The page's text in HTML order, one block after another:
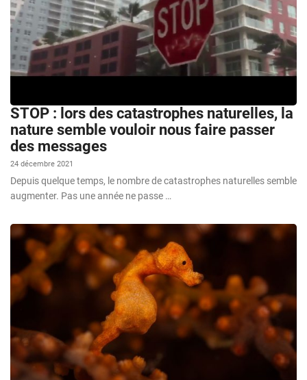
STOP : lors des catastrophes naturelles, la
nature semble vouloir nous faire passer
des messages
24 décembre 2021
Depuis quelque temps, le nombre de catastrophes naturelles semble
augmenter. Pas une année ne passe …